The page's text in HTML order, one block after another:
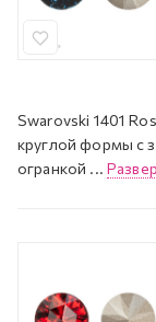
Swarovski 1401
круглой формы с
огранкой ...